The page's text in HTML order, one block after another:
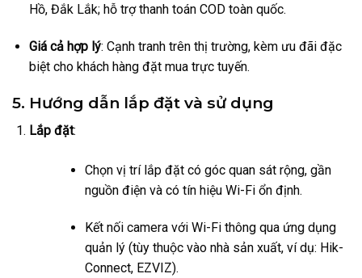
Hồ, Đắk Lắk; hỗ trợ thanh toán COD toàn quốc.
Giá cả hợp lý: Cạnh tranh trên thị trường, kèm ưu đãi đặc
biệt cho khách hàng đặt mua trực tuyến.
5. Hướng dẫn lắp đặt và sử dụng
Lắp đặt:
Chọn vị trí lắp đặt có góc quan sát rộng, gần
nguồn điện và có tín hiệu Wi-Fi ổn định.
Kết nối camera với Wi-Fi thông qua ứng dụng
quản lý (tùy thuộc vào nhà sản xuất, ví dụ: Hik-
Connect, EZVIZ).